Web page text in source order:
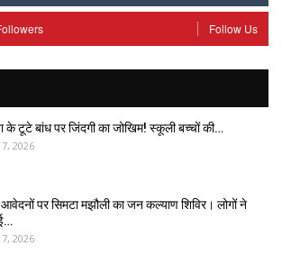
Follow Us
के टूटे बांध पर जिंदगी का जोखिम! स्कूली बच्चों की…
2026
पर सिमटा मझौली का जन कल्याण शिविर। लोगों ने
2026